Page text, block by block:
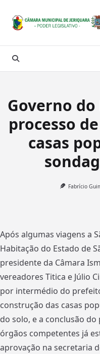
content
Governo
processo
casas
Fabrício
Após algumas viagens a
Habitação do Estado de
presidente da Câmara
vereadores Titica e Júlio
por intermédio do
construção das casas
do solo, e a conclusão
órgãos competentes já
aprovação na secretaria